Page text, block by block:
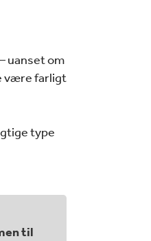
uanset om
være farligt
type
til